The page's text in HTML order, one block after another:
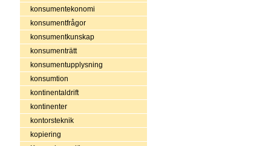
konsumentekonomi
konsumentfrågor
konsumentkunskap
konsumenträtt
konsumentupplysning
konsumtion
kontinentaldrift
kontinenter
kontorsteknik
kopiering